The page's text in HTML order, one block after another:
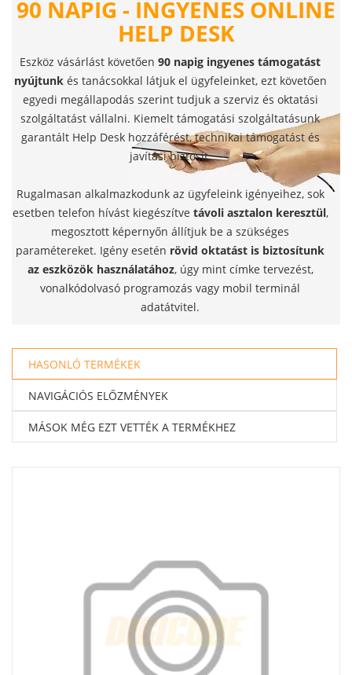
90 NAPIG - INGYENES ONLINE
HELP DESK
Eszköz vásárlást követően 90 napig ingyenes támogatást
nyújtunkés tanácsokkal látjuk el ügyfeleinket, ezt követően
egyedi megállapodás szerint tudjuk a szerviz és oktatási
szolgáltatást vállalni. Kiemelt támogatási szolgáltatásunk
garantált Help Desk hozzáférést, technikai támogatást és
javítási biztosít.
Rugalmasan alkalmazkodunk az ügyfeleink igényeihez, sok
esetben telefon hívást kiegészítve távoli asztalon keresztül,
megosztott képernyőn állítjuk be a szükséges
paramétereket. Igény esetén rövid oktatást is biztosítunk
az eszközök használatához, úgy mint címke tervezést,
vonalkódolvasó programozás vagy mobil terminál
adatátvitel.
HASONLÓ TERMÉKEK
NAVIGÁCIÓS ELŐZMÉNYEK
MÁSOK MÉG EZT VETTÉK A TERMÉKHEZ